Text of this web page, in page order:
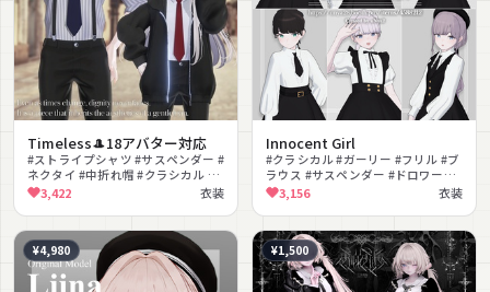
Timeless🎩18アバター対応
#ストライプシャツ #サスペンダー #
ネクタイ #中折れ帽 #クラシカル #
ジェントルマン #リアルクローズ #
男性向け #きれいめ #スラックス
3,422 衣装
Innocent Girl
#クラシカル #ガーリー #フリル #ブ
ラウス #サスペンダー #ドロワーズ
#上品 #モノトーン #学園 #MA対応
3,156 衣装
¥4,980 ¥1,500